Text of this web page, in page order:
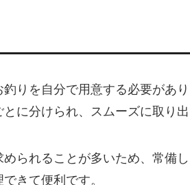
釣りを自分で用意する必要があり
に分けられ、スムーズに取り出
られることが多いため、常備し
きて便利です。